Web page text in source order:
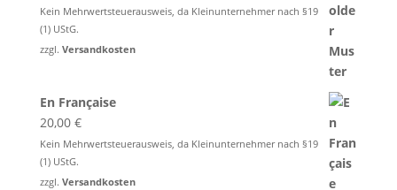
Kein Mehrwertsteuerausweis, da Kleinunternehmer nach §19
(1) UStG.
zzgl. Versandkosten
En Française
20,00 €
Kein Mehrwertsteuerausweis, da Kleinunternehmer nach §19
(1) UStG.
zzgl. Versandkosten